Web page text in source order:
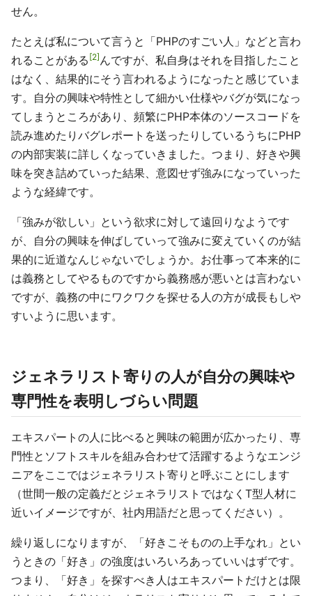
せん。
たとえば私について言うと「PHPのすごい人」などと言わ
れることがある 2 んですが、私自身はそれを目指したこと
はなく、結果的にそう言われるようになったと感じていま
す。自分の興味や特性として細かい仕様やバグが気になっ
てしまうところがあり、頻繁にPHP本体のソースコードを
読み進めたりバグレポートを送ったりしているうちにPHP
の内部実装に詳しくなっていきました。つまり、好きや興
味を突き詰めていった結果、意図せず強みになっていった
ような経緯です。
「強みが欲しい」という欲求に対して遠回りなようです
が、自分の興味を伸ばしていって強みに変えていくのが結
果的に近道なんじゃないでしょうか。お仕事って本来的に
は義務としてやるものですから義務感が悪いとは言わない
ですが、義務の中にワクワクを探せる人の方が成長もしや
すいように思います。
ジェネラリスト寄りの人が自分の興味や
専門性を表明しづらい問題
エキスパートの人に比べると興味の範囲が広かったり、専
門性とソフトスキルを組み合わせて活躍するようなエンジ
ニアをここではジェネラリスト寄りと呼ぶことにします
（世間一般の定義だとジェネラリストではなくT型人材に
近いイメージですが、社内用語だと思ってください）。
繰り返しになりますが、「好きこそものの上手なれ」とい
うときの「好き」の強度はいろいろあっていいはずです。
つまり、「好き」を探すべき人はエキスパートだけとは限